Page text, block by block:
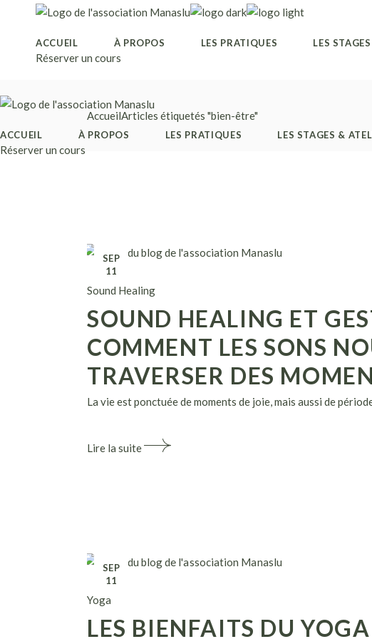
ACCUEIL À PROPOS LES PRATIQUES LES
Réserver un cours
ACCUEIL À PROPOS LES PRATIQUES LES STAGES &
Réserver un cours
AccueilArticles étiquetés "bien-être"
SEP
11
Sound Healing
SOUND HEALING ET
COMMENT LES SONS
TRAVERSER DES
La vie est ponctuée de moments de joie, mais aussi de
Lire la suite
SEP
11
Yoga
LES BIENFAITS DU